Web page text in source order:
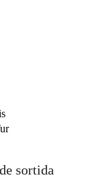
OpenStreetMap
sortida